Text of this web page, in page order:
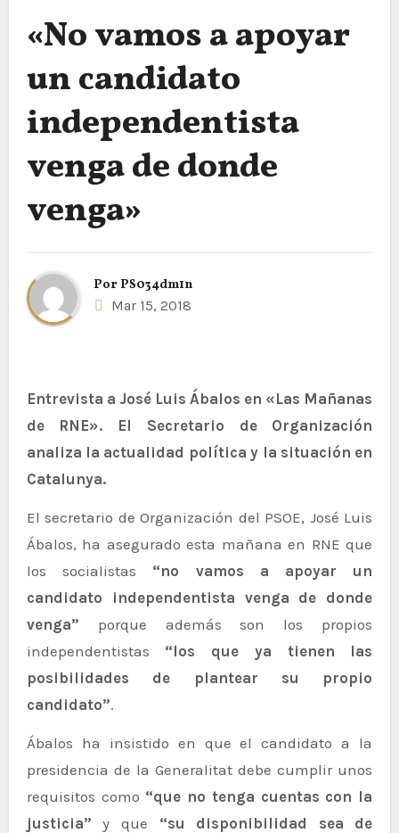
«No vamos a apoyar
un candidato
independentista
venga de donde
venga»
Por PS034dm1n
Mar 15, 2018
Entrevista a José Luis Ábalos en «Las Mañanas
de RNE». El Secretario de Organización
analiza la actualidad política y la situación en
Catalunya.
El secretario de Organización del PSOE, José Luis
Ábalos, ha asegurado esta mañana en RNE que
los socialistas “no vamos a apoyar un
candidato independentista venga de donde
venga” porque además son los propios
independentistas “los que ya tienen las
posibilidades de plantear su propio
candidato”.
Ábalos ha insistido en que el candidato a la
presidencia de la Generalitat debe cumplir unos
requisitos como “que no tenga cuentas con la
justicia” y que “su disponibilidad sea de